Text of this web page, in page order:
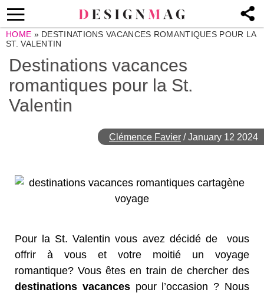
HOME » DESTINATIONS VACANCES ROMANTIQUES POUR LA
ST. VALENTIN
Destinations vacances
romantiques pour la St.
Valentin
Clémence Favier /January 12 2024
Pour la St. Valentin vous avez décidé de vous
offrir à vous et votre moitié un voyage
romantique? Vous êtes en train de chercher des
destinations vacancespour l’occasion ? Nous